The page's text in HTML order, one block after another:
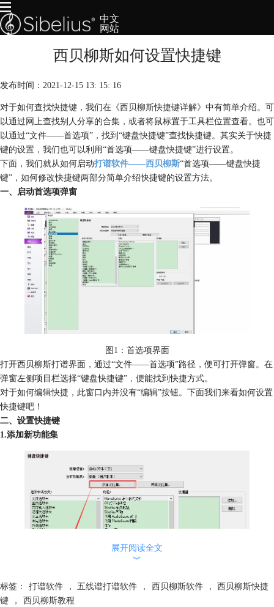
中文
网站
下载
服务
购买
西贝柳斯如何设置快捷键
发布时间：2021-12-15 13: 15: 16
对于如何查找快捷键，我们在 《西贝柳斯快捷键详解》 中有简单介绍。可
以通过网上查找别人分享的合集，或者将鼠标置于工具栏位置查看。也可
以通过“文件——首选项”，找到“键盘快捷键”查找快捷键。其实关于快捷
键的设置，我们也可以利用“首选项——键盘快捷键”进行设置。
下面，我们就从如何启动打谱软件——西贝柳斯“首选项——键盘快捷
键”，如何修改快捷键两部分简单介绍快捷键的设置方法。
一、启动首选项弹窗
图1：首选项界面
打开西贝柳斯打谱界面，通过“文件——首选项”路径，便可打开弹窗。在
弹窗左侧项目栏选择“键盘快捷键”，便能找到快捷方式。
对于如何编辑快捷，此窗口内并没有“编辑”按钮。下面我们来看如何设置
快捷键吧！
二、设置快捷键
1.添加新功能集
展开阅读全文
︾
标签： 打谱软件 ， 五线谱打谱软件 ， 西贝柳斯软件 ，
西贝柳斯快捷
键
， 西贝柳斯教程